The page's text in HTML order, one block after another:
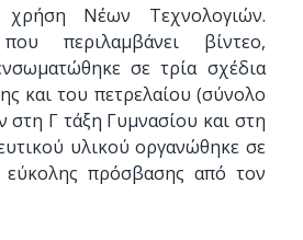
Νέων Τεχνολογιών.
περιλαμβάνει βίντεο,
σε τρία σχέδια
και του πετρελαίου (σύνολο
Γ τάξη Γυμνασίου και στη
υλικού οργανώθηκε σε
πρόσβασης από τον